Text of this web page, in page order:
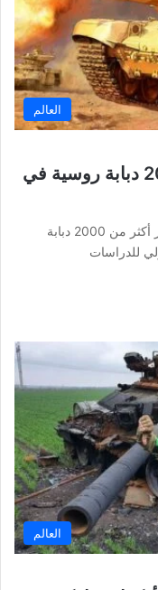
العالم
كابوس بوتين يتحقق: تدمير 2000 دبابة روسية في
شهدت الحرب الدائرة في شرق أوكرانيا تدمير أكثر من 2000 دبابة
للدراسات
العالم